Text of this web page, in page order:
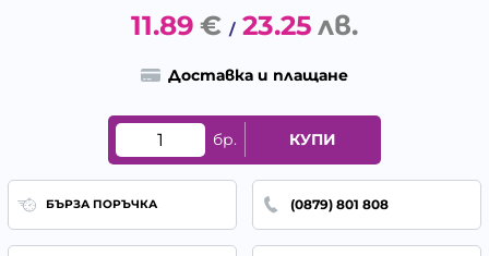
11.89 € / 23.25 лв.
Доставка и плащане
бр. КУПИ
БЪРЗА ПОРЪЧКА (0879) 801 808